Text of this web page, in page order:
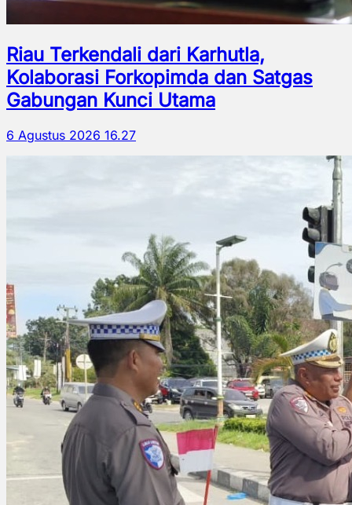
Riau Terkendali dari Karhutla,
Kolaborasi Forkopimda dan Satgas
Gabungan Kunci Utama
6 Agustus 2026 16.27